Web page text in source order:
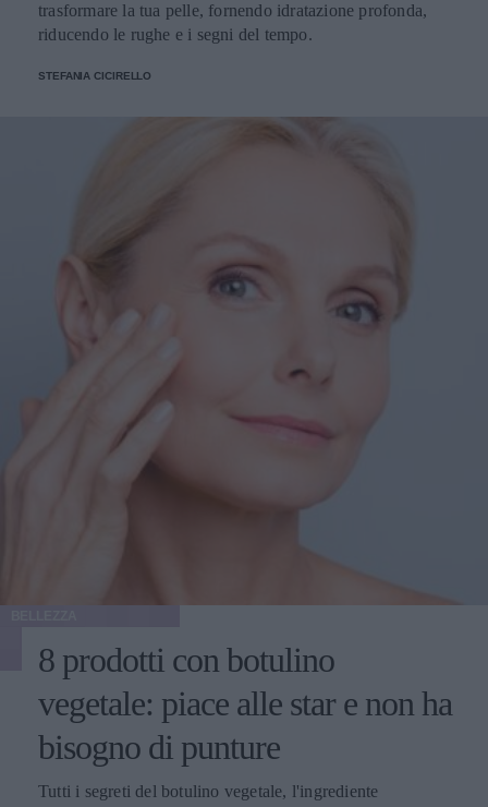
trasformare la tua pelle, fornendo idratazione profonda,
riducendo le rughe e i segni del tempo.
STEFANIA CICIRELLO
8 prodotti con botulino
vegetale: piace alle star e non ha
bisogno di punture
Tutti i segreti del botulino vegetale, l'ingrediente